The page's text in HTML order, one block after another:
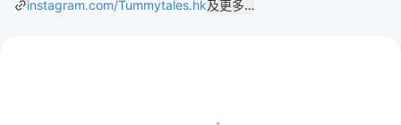
instagram.com/Tummytales.hk及更多…